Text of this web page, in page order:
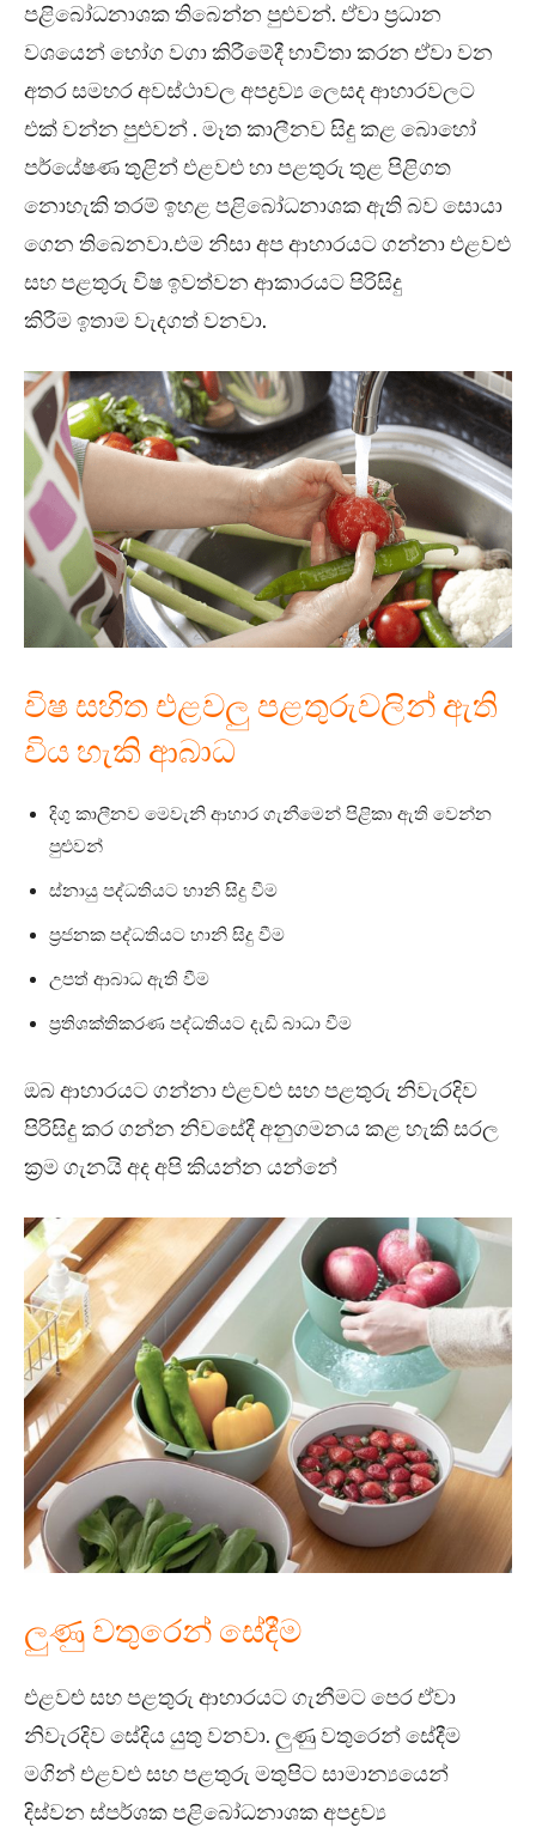
පළිබෝධනාශක තිබෙන්න පුළුවන්. ඒවා ප්‍රධාන
වශයෙන් භෝග වගා කිරීමේදී භාවිතා කරන ඒවා වන
අතර සමහර අවස්ථාවල අපද්‍රව්‍ය ලෙසද ආහාරවලට
එක් වන්න පුළුවන් . මෑත කාලීනව සිදු කළ බොහෝ
පර්යේෂණ තුළින් එළවළු හා පළතුරු තුළ පිළිගත
නොහැකි තරම් ඉහළ පළිබෝධනාශක ඇති බව සොයා
ගෙන තිබෙනවා.එම නිසා අප ආහාරයට ගන්නා එළවළු
සහ පළතුරු විෂ ඉවත්වන ආකාරයට පිරිසිදු
කිරීම ඉතාම වැදගත් වනවා.
විෂ සහිත එළවලු පළතුරුවලින් ඇති
විය හැකි ආබාධ
දිගු කාලීනව මෙවැනි ආහාර ගැනීමෙන් පිළිකා ඇති වෙන්න
පුළුවන්
ස්නායු පද්ධතියට හානි සිදු වීම
ප්‍රජනක පද්ධතියට හානි සිදු වීම
උපත් ආබාධ ඇති වීම
ප්‍රතිශක්තිකරණ පද්ධතියට දැඩි බාධා වීම
ඔබ ආහාරයට ගන්නා එළවළු සහ පළතුරු නිවැරදිව
පිරිසිදු කර ගන්න නිවසේදී අනුගමනය කළ හැකි සරල
ක්‍රම ගැනයි අද අපි කියන්න යන්නේ
ලුණු වතුරෙන් සේදීම
එළවළු සහ පළතුරු ආහාරයට ගැනීමට පෙර ඒවා
නිවැරදිව සේදිය යුතු වනවා. ලුණු වතුරෙන් සේදීම
මගින් එළවළු සහ පළතුරු මතුපිට සාමාන්‍යයෙන්
දිස්වන ස්පර්ශක පළිබෝධනාශක අපද්‍රව්‍ය